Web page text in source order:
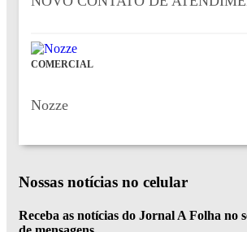
COMERCIAL
Nozze
Nossas notícias no celular
Receba as notícias do Jornal A Folha no